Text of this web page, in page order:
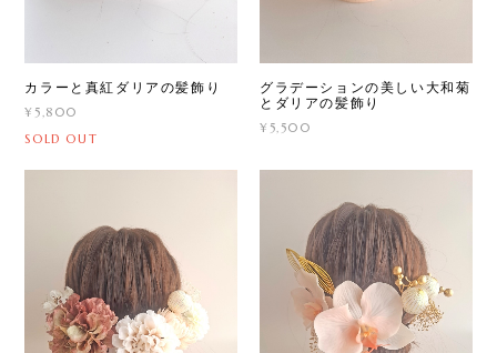
カラーと真紅ダリアの髪飾り
¥5,800
SOLD OUT
グラデーションの美しい大和菊
とダリアの髪飾り
¥5,500